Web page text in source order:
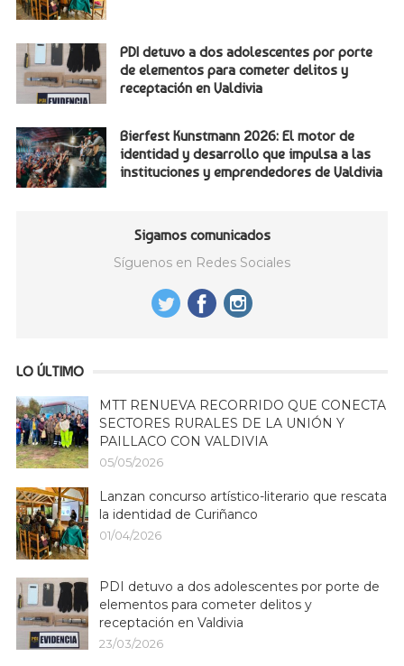
PDI detuvo a dos adolescentes por porte
de elementos para cometer delitos y
receptación en Valdivia
Bierfest Kunstmann 2026: El motor de
identidad y desarrollo que impulsa a las
instituciones y emprendedores de Valdivia
Sigamos comunicados
Síguenos en Redes Sociales
LO ÚLTIMO
MTT RENUEVA RECORRIDO QUE CONECTA
SECTORES RURALES DE LA UNIÓN Y
PAILLACO CON VALDIVIA
05/05/2026
Lanzan concurso artístico-literario que rescata
la identidad de Curiñanco
01/04/2026
PDI detuvo a dos adolescentes por porte de
elementos para cometer delitos y
receptación en Valdivia
23/03/2026